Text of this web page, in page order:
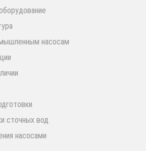
насосам
сточных вод
насосами